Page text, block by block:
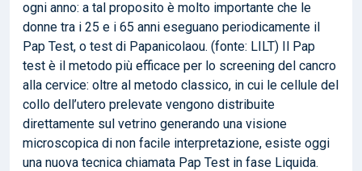
ogni anno: a tal proposito è molto importante che le
donne tra i 25 e i 65 anni eseguano periodicamente il
Pap Test, o test di Papanicolaou. (fonte: LILT) Il Pap
test è il metodo più efficace per lo screening del cancro
alla cervice: oltre al metodo classico, in cui le cellule del
collo dell’utero prelevate vengono distribuite
direttamente sul vetrino generando una visione
microscopica di non facile interpretazione, esiste oggi
una nuova tecnica chiamata Pap Test in fase Liquida.